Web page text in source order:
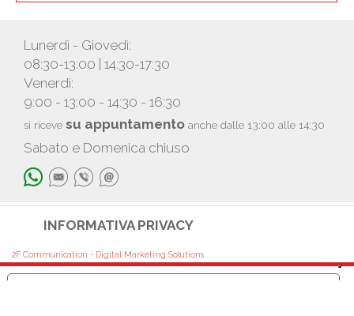
Lunerdì - Giovedì:
08:30-13:00 | 14:30-17:30
Venerdì:
9:00 - 13:00 - 14:30 - 16:30
si riceve su appuntamento anche dalle 13:00 alle 14:30
Sabato e Domenica chiuso
INFORMATIVA PRIVACY
2F Communication - Digital Marketing Solutions